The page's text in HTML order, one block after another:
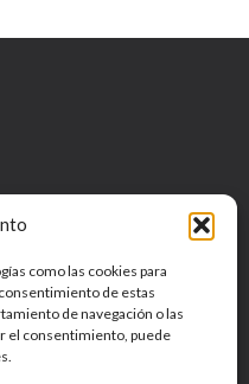
como las cookies para
de estas
de navegación o las
el consentimiento, puede
Personales